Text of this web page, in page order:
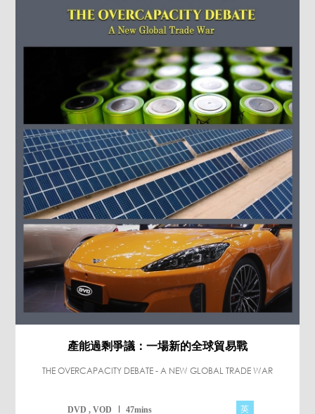
產能過剩爭議：一場新的全球貿易戰
THE OVERCAPACITY DEBATE - A NEW GLOBAL TRADE WAR
DVD , VOD 47mins 英